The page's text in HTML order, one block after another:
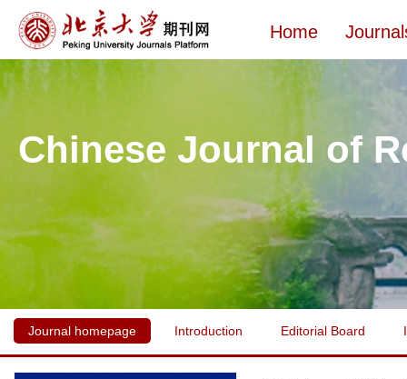
Home
Chinese Journal of
Journal homepage Introduction Editorial Board